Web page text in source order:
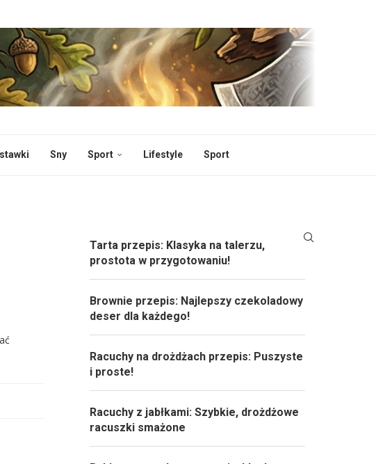
Sny Sport Lifestyle Sport
Tarta przepis: Klasyka na talerzu,
prostota w przygotowaniu!
Brownie przepis: Najlepszy czekoladowy
deser dla każdego!
Racuchy na drożdżach przepis: Puszyste
i proste!
Racuchy z jabłkami: Szybkie, drożdżowe
racuszki smażone